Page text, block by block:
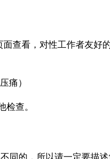
面查看，对性工作者友好
痛）
查。
同的，所以请一定要描